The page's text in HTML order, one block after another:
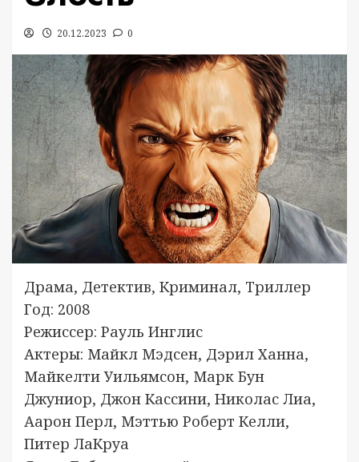
20.12.2023 0
Драма, Детектив, Криминал, Триллер
Год: 2008
Режиссер: Рауль Инглис
Актеры: Майкл Мэдсен, Дэрил Ханна,
Майкелти Уильямсон, Марк Бун
Джуниор, Джон Кассини, Николас Лиа,
Аарон Перл, Мэттью Роберт Келли,
Питер ЛаКруа